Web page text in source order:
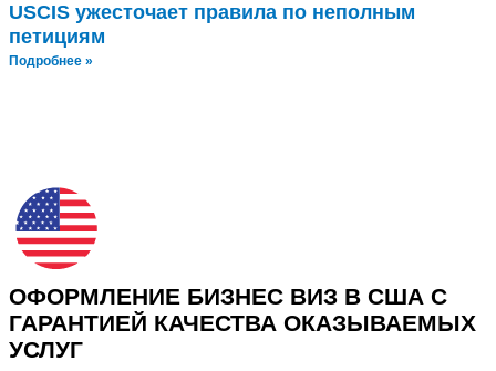
USCIS ужесточает правила по неполным
петициям
Подробнее »
ОФОРМЛЕНИЕ БИЗНЕС ВИЗ В США С
ГАРАНТИЕЙ КАЧЕСТВА ОКАЗЫВАЕМЫХ
УСЛУГ